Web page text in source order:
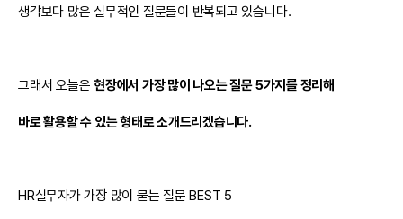
생각보다 많은 실무적인 질문들이 반복되고 있습니다.
그래서 오늘은현장에서 가장 많이 나오는 질문 5가지를 정리해
바로 활용할 수 있는 형태로 소개드리겠습니다.
HR실무자가 가장 많이 묻는 질문 BEST 5